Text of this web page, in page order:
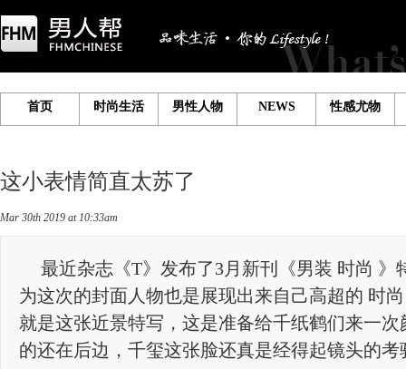
首页 时尚生活 男性人物 NEWS 性感尤物
这小表情简直太苏了
Mar30th2019at10:33am
最近杂志《T》发布了3月新刊《男装时尚》
为这次的封面人物也是展现出来自己高超的时
就是这张近景特写，这是准备给千纸鹤们来一
的还在后边，千玺这张脸还真是经得起镜头的考